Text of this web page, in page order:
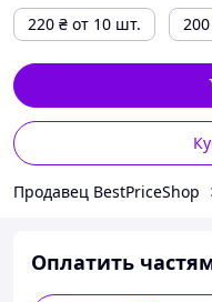
220 ₴ от 10 шт. 200
Продавец BestPriceShop
Оплатить